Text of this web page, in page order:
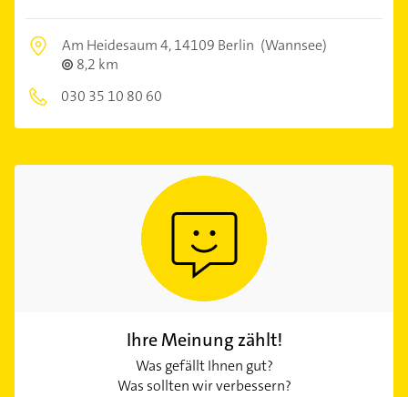
Am Heidesaum 4,14109 Berlin (Wannsee)
8,2 km
030 35 10 80 60
Ihre Meinung zählt!
Was gefällt Ihnen gut?
Was sollten wir verbessern?